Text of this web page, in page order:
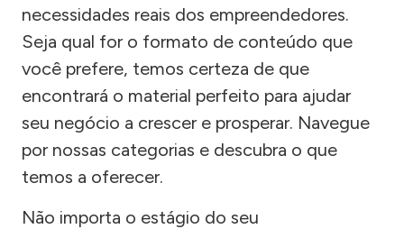
necessidades reais dos empreendedores.
Seja qual for o formato de conteúdo que
você prefere, temos certeza de que
encontrará o material perfeito para ajudar
seu negócio a crescer e prosperar. Navegue
por nossas categorias e descubra o que
temos a oferecer.
Não importa o estágio do seu